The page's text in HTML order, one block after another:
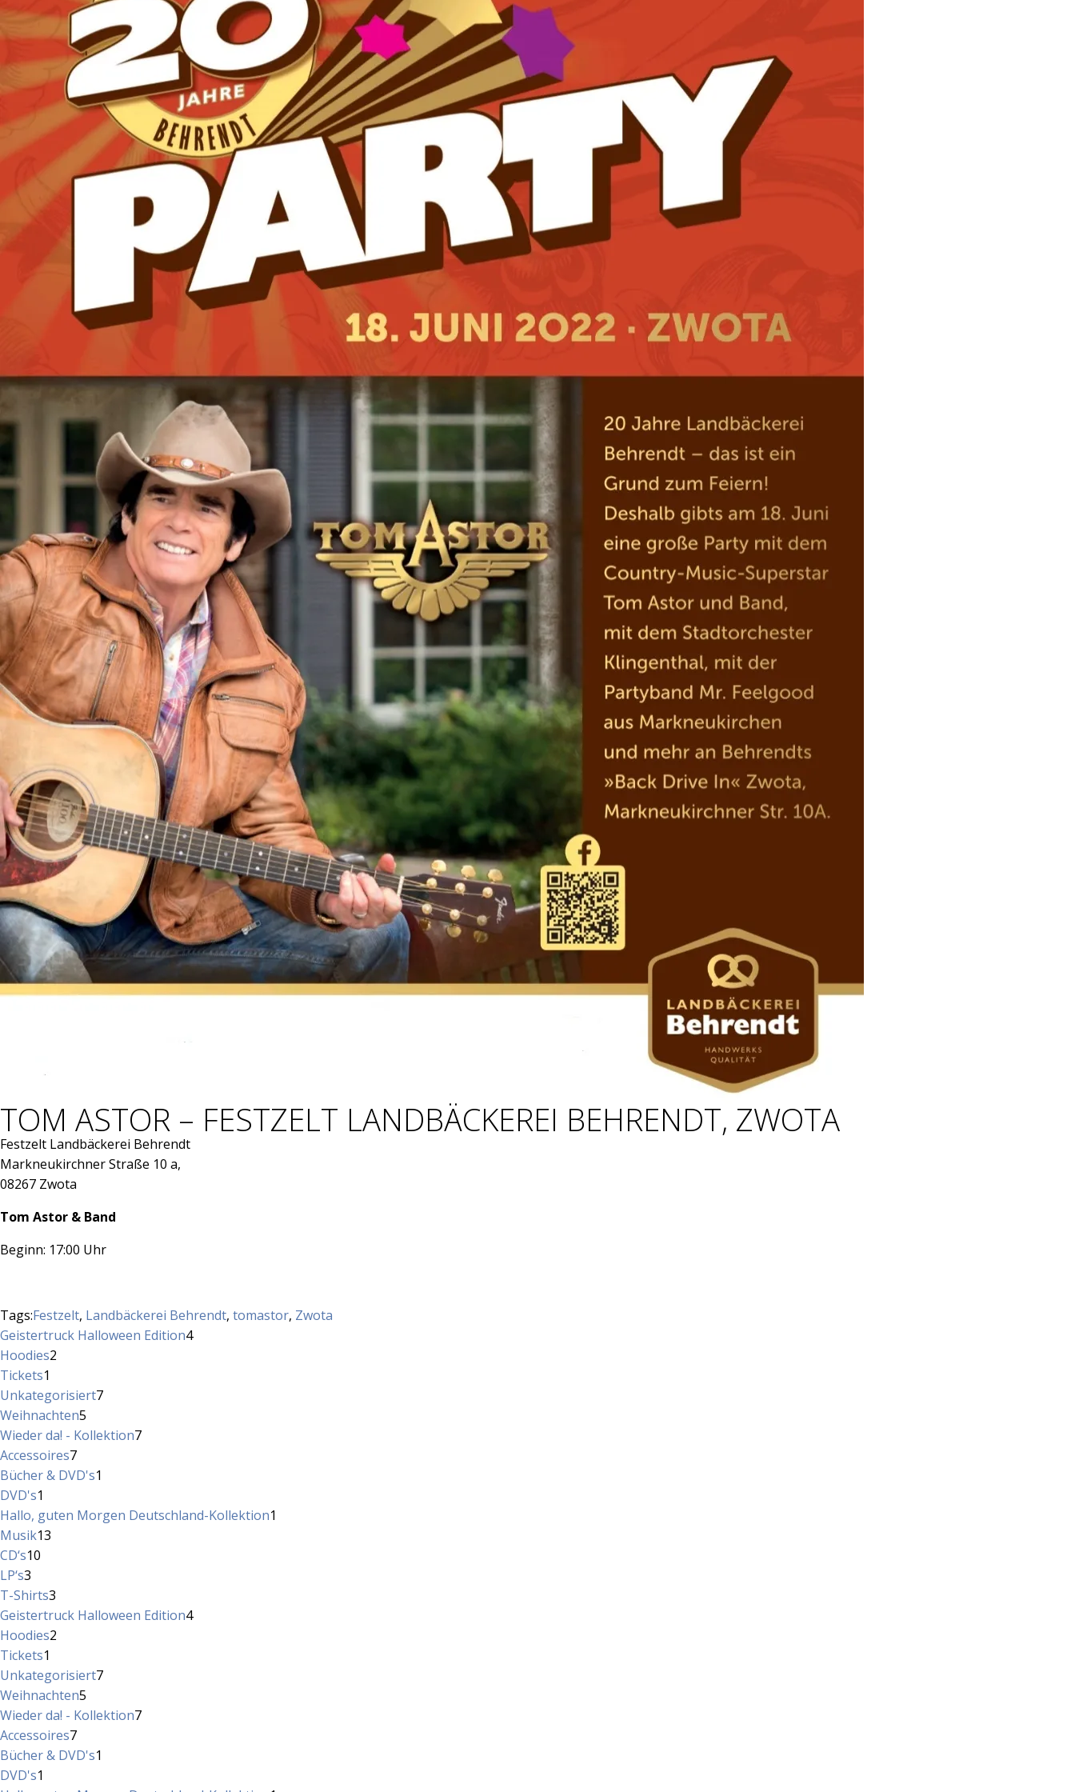
TOM ASTOR – FESTZELT LANDBÄCKEREI BEHRENDT, ZWOTA
Festzelt Landbäckerei Behrendt
Markneukirchner Straße 10 a,
08267 Zwota
Tom Astor & Band
Beginn: 17:00 Uhr
Tags:Festzelt, Landbäckerei Behrendt, tomastor, Zwota
Geistertruck Halloween Edition44
Hoodies2
Tickets1
Produkt
Unkategorisiert77
Weihnachten5
Produkte
Wieder da! - Kollektion77
Accessoires77
Produkte
Bücher & DVD's1
DVD's1
Produkt
Hallo, guten Morgen Deutschland-Kollektion1
Musik13
CD‘s10
LP‘s3
Produkte
T-Shirts3
Produkte
Geistertruck Halloween Edition44
Hoodies2
Tickets1
Produkt
Unkategorisiert77
Weihnachten5
Produkte
Wieder da! - Kollektion77
Accessoires77
Produkte
Bücher & DVD's1
DVD's1